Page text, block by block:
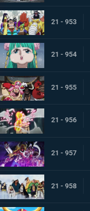
21 - 953
21 - 954
21 - 955
21 - 956
21 - 957
21 - 958